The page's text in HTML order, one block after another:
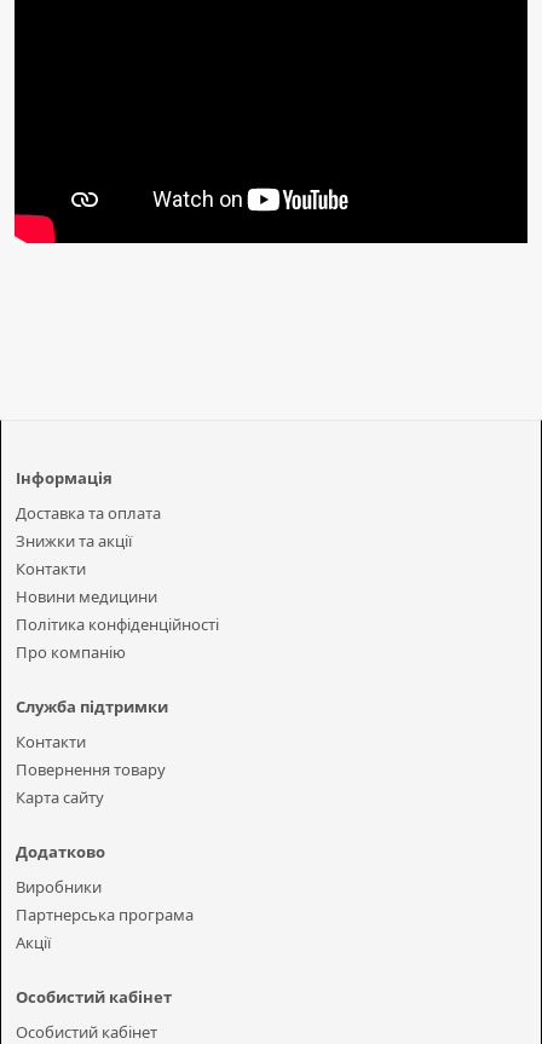
Інформація
Доставка та оплата
Знижки та акції
Контакти
Новини медицини
Політика конфіденційності
Про компанію
Служба підтримки
Контакти
Повернення товару
Карта сайту
Додатково
Виробники
Партнерська програма
Акції
Особистий кабінет
Особистий кабінет